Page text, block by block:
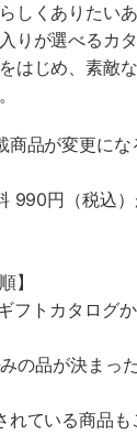
しくありたい
りが選べるカタ
はじめ、素敵
商品が変更にな
990円（税込）
】
フトカタログ
の品が決まっ
れている商品